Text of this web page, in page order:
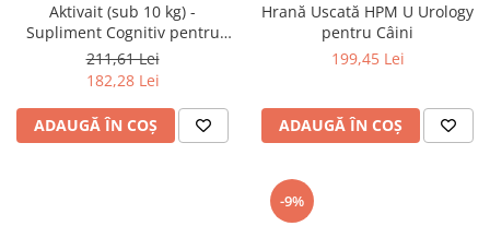
Aktivait (sub 10 kg) -
Supliment Cognitiv pentru
Câini Mici
211,61 Lei
182,28 Lei
ADAUGĂ ÎN COȘ
Hrană Uscată HPM U Urology
pentru Câini
199,45 Lei
ADAUGĂ ÎN COȘ
-9%